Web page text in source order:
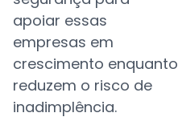
apoiar essas
empresas em
crescimento enquanto
reduzem o risco de
inadimplência.